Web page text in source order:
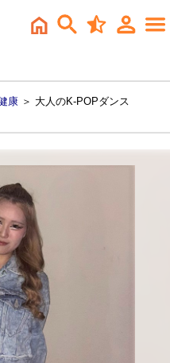
康 ＞ 大人のK-POPダンス